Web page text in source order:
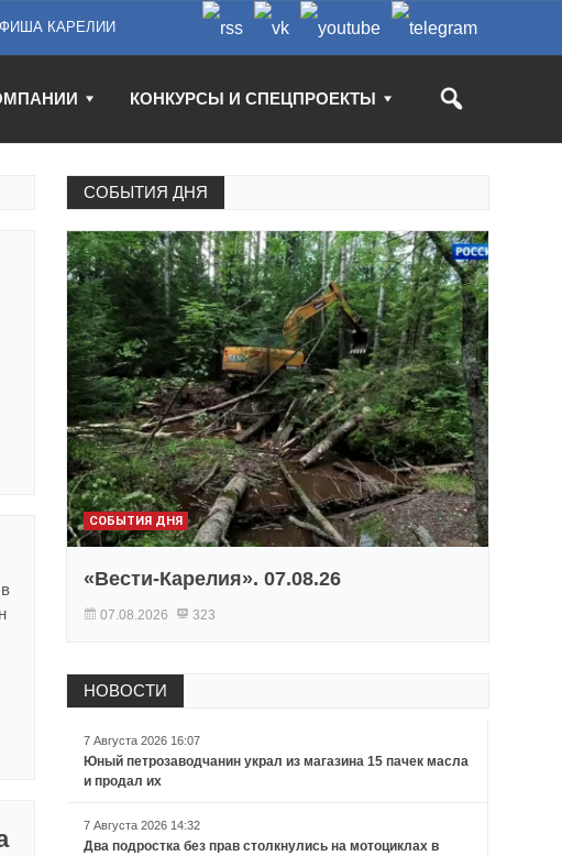
КАРЕЛИИ
КОНКУРСЫ И СПЕЦПРОЕКТЫ
СОБЫТИЯ ДНЯ
СОБЫТИЯ ДНЯ
«Вести-Карелия». 07.08.26
07.08.2026 323
НОВОСТИ
7 Августа 2026 16:07
Юный петрозаводчанин украл из магазина 15 пачек масла
и продал их
7 Августа 2026 14:32
Два подростка без прав столкнулись на мотоциклах в